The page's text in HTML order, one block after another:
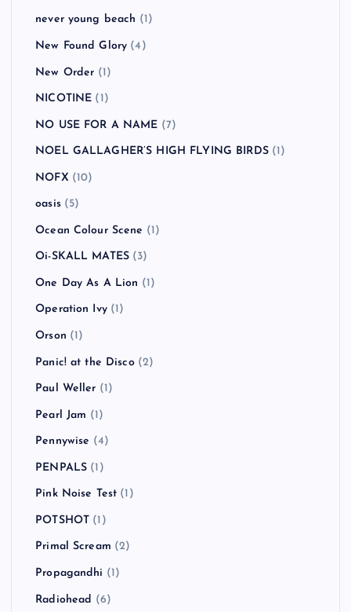
never young beach (1)
New Found Glory (4)
New Order (1)
NICOTINE (1)
NO USE FOR A NAME (7)
NOEL GALLAGHER’S HIGH FLYING BIRDS(1)
NOFX (10)
oasis(5)
Ocean Colour Scene (1)
Oi-SKALL MATES (3)
One Day As A Lion (1)
Operation Ivy(1)
Orson (1)
Panic! at the Disco(2)
Paul Weller (1)
Pearl Jam (1)
Pennywise (4)
PENPALS (1)
Pink Noise Test (1)
POTSHOT (1)
Primal Scream (2)
Propagandhi (1)
Radiohead (6)